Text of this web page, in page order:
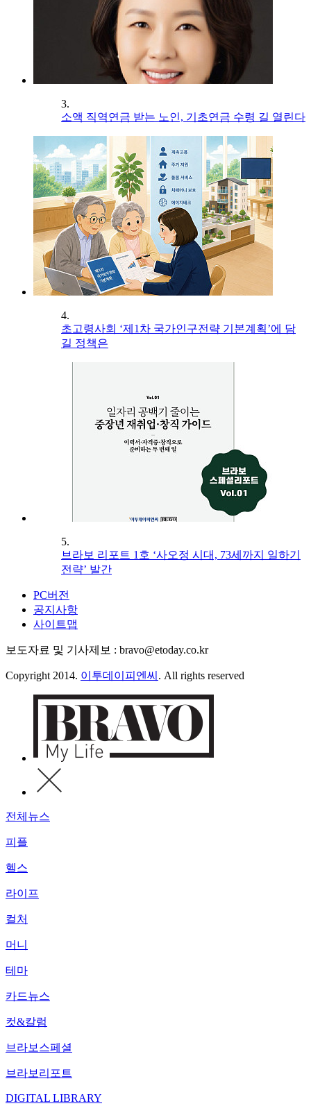
3.
소액 직역연금 받는 노인, 기초연금 수령 길 열린다
4.
초고령사회 ‘제1차 국가인구전략 기본계획’에 담
길 정책은
5.
브라보 리포트 1호 ‘사오정 시대, 73세까지 일하기
전략’ 발간
PC버전
공지사항
사이트맵
보도자료 및 기사제보 : bravo@etoday.co.kr
Copyright 2014. 이투데이피엔씨 . All rights reserved
전체뉴스
피플
헬스
라이프
컬처
머니
테마
카드뉴스
컷&칼럼
브라보스페셜
브라보리포트
DIGITAL LIBRARY